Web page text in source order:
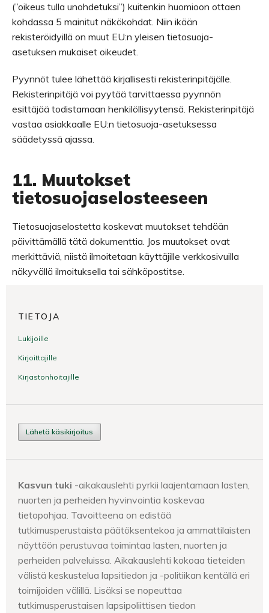
(”oikeus tulla unohdetuksi”) kuitenkin huomioon ottaen
kohdassa 5 mainitut näkökohdat. Niin ikään
rekisteröidyillä on muut EU:n yleisen tietosuoja-
asetuksen mukaiset oikeudet.
Pyynnöt tulee lähettää kirjallisesti rekisterinpitäjälle.
Rekisterinpitäjä voi pyytää tarvittaessa pyynnön
esittäjää todistamaan henkilöllisyytensä. Rekisterinpitäjä
vastaa asiakkaalle EU:n tietosuoja-asetuksessa
säädetyssä ajassa.
11. Muutokset
tietosuojaselosteeseen
Tietosuojaselostetta koskevat muutokset tehdään
päivittämällä tätä dokumenttia. Jos muutokset ovat
merkittäviä, niistä ilmoitetaan käyttäjille verkkosivuilla
näkyvällä ilmoituksella tai sähköpostitse.
TIETOJA
Lukijoille
Kirjoittajille
Kirjastonhoitajille
Lähetä käsikirjoitus
Kasvun tuki -aikakauslehti pyrkii laajentamaan lasten,
nuorten ja perheiden hyvinvointia koskevaa
tietopohjaa. Tavoitteena on edistää
tutkimusperustaista päätöksentekoa ja ammattilaisten
näyttöön perustuvaa toimintaa lasten, nuorten ja
perheiden palveluissa. Aikakauslehti kokoaa tieteiden
välistä keskustelua lapsitiedon ja -politiikan kentällä eri
toimijoiden välillä. Lisäksi se nopeuttaa
tutkimusperustaisen lapsipoliittisen tiedon